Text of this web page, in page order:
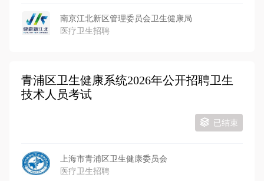
南京江北新区管理委员会卫生健康局
医疗卫生招聘
青浦区卫生健康系统2026年公开招聘卫生
技术人员考试
已结束
上海市青浦区卫生健康委员会
医疗卫生招聘